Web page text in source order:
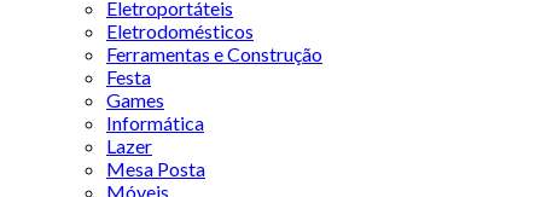
Eletroportáteis
Eletrodomésticos
Ferramentas e Construção
Festa
Games
Informática
Lazer
Mesa Posta
Móveis